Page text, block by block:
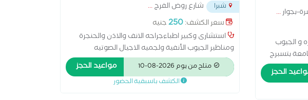
بجوار...
و الجيوب
بتسبرج
الحجز
شبرا شارع روض الفرج...
سعر الكشف:250جنيه
استشارى وكبير اطباءجراحه الانف والاذن والحنجرة
ومناظير الجيوب الأنفية ولجميه الاجيال الصوتيه
بالميكرسكوب
متاح من يوم 2026-08-10 مواعيد الحجز
الكشف باسبقية الحضور